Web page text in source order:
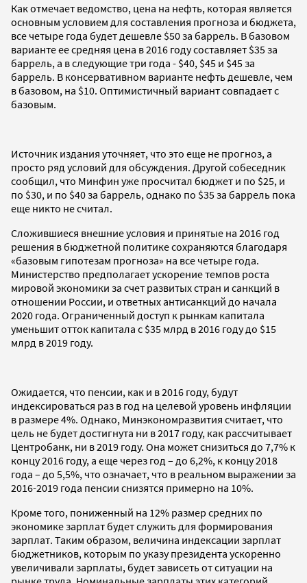
Как отмечает ведомство, цена на нефть, которая является
основным условием для составления прогноза и бюджета,
все четыре года будет дешевле $50 за баррель. В базовом
варианте ее средняя цена в 2016 году составляет $35 за
баррель, а в следующие три года - $40, $45 и $45 за
баррель. В консервативном варианте нефть дешевле, чем
в базовом, на $10. Оптимистичный вариант совпадает с
базовым.
Источник издания уточняет, что это еще не прогноз, а
просто ряд условий для обсуждения. Другой собеседник
сообщил, что Минфин уже просчитал бюджет и по $25, и
по $30, и по $40 за баррель, однако по $35 за баррель пока
еще никто не считал.
Сложившиеся внешние условия и принятые на 2016 год
решения в бюджетной политике сохраняются благодаря
«базовым гипотезам прогноза» на все четыре года.
Министерство предполагает ускорение темпов роста
мировой экономики за счет развитых стран и санкций в
отношении России, и ответных антисанкций до начала
2020 года. Ограниченный доступ к рынкам капитала
уменьшит отток капитала с $35 млрд в 2016 году до $15
млрд в 2019 году.
Ожидается, что пенсии, как и в 2016 году, будут
индексироваться раз в год на целевой уровень инфляции
в размере 4%. Однако, Минэкономразвития считает, что
цель не будет достигнута ни в 2017 году, как рассчитывает
Центробанк, ни в 2019 году. Она может снизиться до 7,7% к
концу 2016 году, а еще через год – до 6,2%, к концу 2018
года – до 5,5%, что означает, что в реальном выражении за
2016-2019 года пенсии снизятся примерно на 10%.
Кроме того, пониженный на 12% размер средних по
экономике зарплат будет служить для формирования
зарплат. Таким образом, величина индексации зарплат
бюджетников, которым по указу президента ускоренно
увеличивали зарплаты, будет зависеть от ситуации на